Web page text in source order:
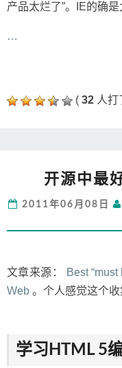
产品太烂了”。IE的确是
…
( 32 人打
开源中最
2011年06月08日
文章来源：
Best
Web 。个人感觉这个收
学习HTML 5